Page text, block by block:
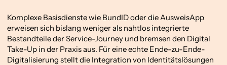
Komplexe Basisdienste wie BundID oder die AusweisApp
erweisen sich bislang weniger als nahtlos integrierte
Bestandteile der Service-Journey und bremsen den Digital
Take-Up in der Praxis aus. Für eine echte Ende-zu-Ende-
Digitalisierung stellt die Integration von Identitätslösungen